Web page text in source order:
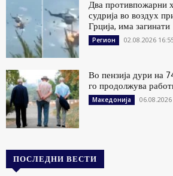
Два противпожарни
судрија во воздух
Грција, има загинати
Регион 02.08.2026
Во пензија дури на
го продолжува
Македонија
ПОСЛЕДНИ ВЕСТИ